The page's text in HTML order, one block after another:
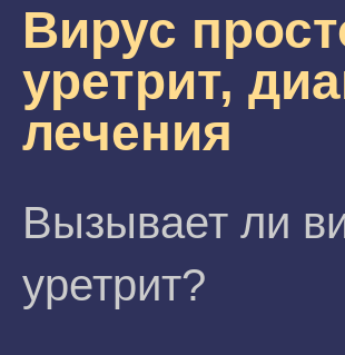
Вирус
уретрит,
лечения
Вызывает ли
уретрит?